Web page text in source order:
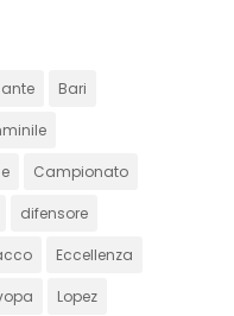
Bari
Campionato
difensore
Eccellenza
Lopez